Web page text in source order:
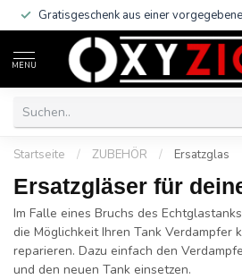
Gratisgeschenk aus einer
MENU
Startseite / ZUBEHÖR / Ersatzglas
Ersatzgläser für
Im Falle eines Bruchs des
die Möglichkeit Ihren Tank Verdampfer
reparieren. Dazu einfach den
und den neuen Tank einsetzen.